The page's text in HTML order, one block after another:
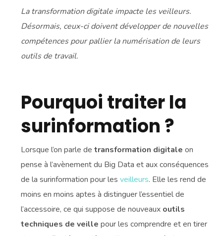
La transformation digitale impacte les veilleurs.
Désormais, ceux-ci doivent développer de nouvelles
compétences pour pallier la numérisation de leurs
outils de travail.
Pourquoi traiter la
surinformation ?
Lorsque l’on parle detransformation digitale on
pense à l’avènement du Big Data et aux conséquences
de la surinformation pour lesveilleurs. Elle les rend de
moins en moins aptes à distinguer l’essentiel de
l’accessoire, ce qui suppose de nouveaux outils
techniques de veille pour les comprendre et en tirer